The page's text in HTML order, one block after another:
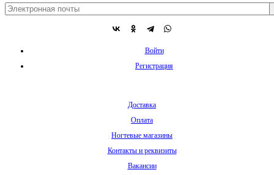
Войти
Регистрация
Доставка
Оплата
Ногтевые магазины
Контакты и реквизиты
Вакансии